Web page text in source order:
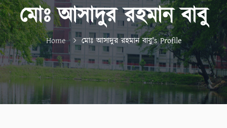
মোঃ আসাদুর রহমান বাবু
Home মোঃ আসাদুর রহমান বাবু's Profile